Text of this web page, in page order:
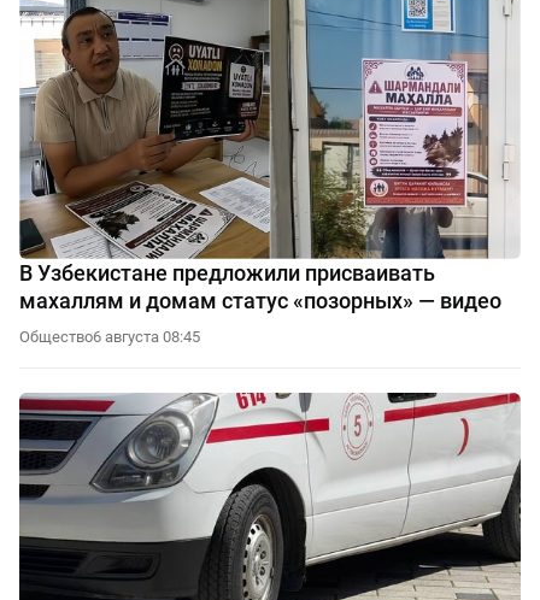
В Узбекистане предложили присваивать
махаллям и домам статус «позорных» — видео
Общество6 августа 08:45